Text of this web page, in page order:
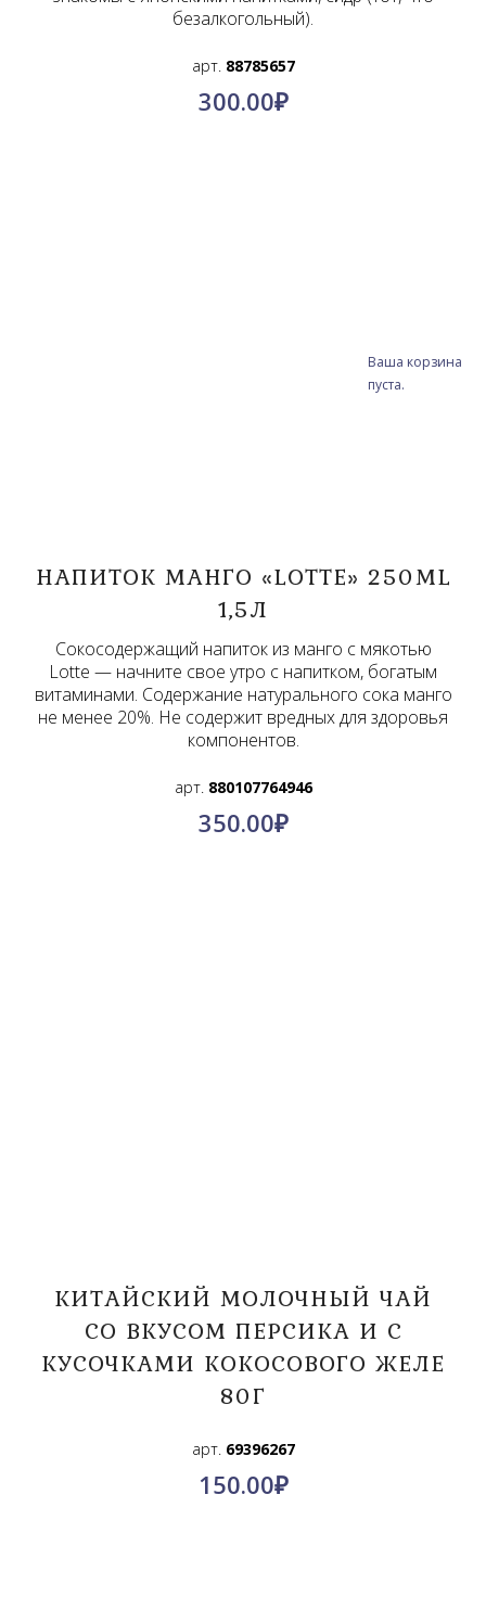
Ваша корзина
пуста.
безалкогольный).
арт. 88785657
300.00₽
НАПИТОК МАНГО «LOTTE» 250ML
1,5Л
Сокосодержащий напиток из манго с мякотью
Lotte — начните свое утро с напитком, богатым
витаминами. Содержание натурального сока манго
не менее 20%. Не содержит вредных для здоровья
компонентов.
арт. 880107764946
350.00₽
КИТАЙСКИЙ МОЛОЧНЫЙ ЧАЙ
СО ВКУСОМ ПЕРСИКА И С
КУСОЧКАМИ КОКОСОВОГО ЖЕЛЕ
80Г
арт. 69396267
150.00₽